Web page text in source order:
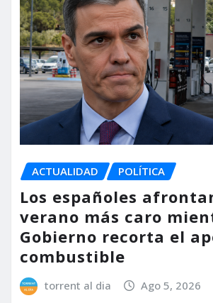
ACTUALIDAD POLÍTICA
Los españoles
verano más caro
Gobierno recorta el
combustible
torrent al dia Ago 5, 2026